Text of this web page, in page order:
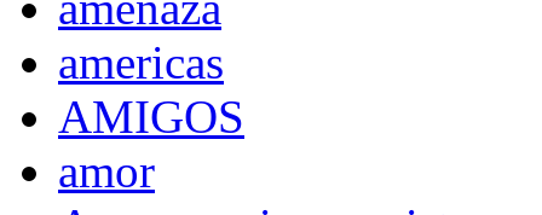
americas
AMIGOS
amor